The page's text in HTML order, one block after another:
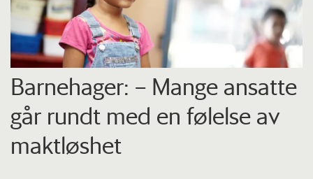
Barnehager: – Mange ansatte
går rundt med en følelse av
maktløshet